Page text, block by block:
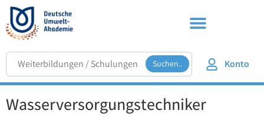
Suchen.. Konto
Wasserversorgungstechniker